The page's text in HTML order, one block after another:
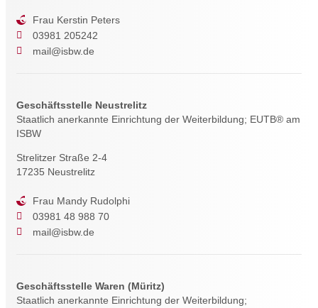
Frau Kerstin Peters
03981 205242
mail@isbw.de
Geschäftsstelle Neustrelitz
Staatlich anerkannte Einrichtung der Weiterbildung; EUTB® am
ISBW
Strelitzer Straße 2-4
17235 Neustrelitz
Frau Mandy Rudolphi
03981 48 988 70
mail@isbw.de
Geschäftsstelle Waren (Müritz)
Staatlich anerkannte Einrichtung der Weiterbildung;